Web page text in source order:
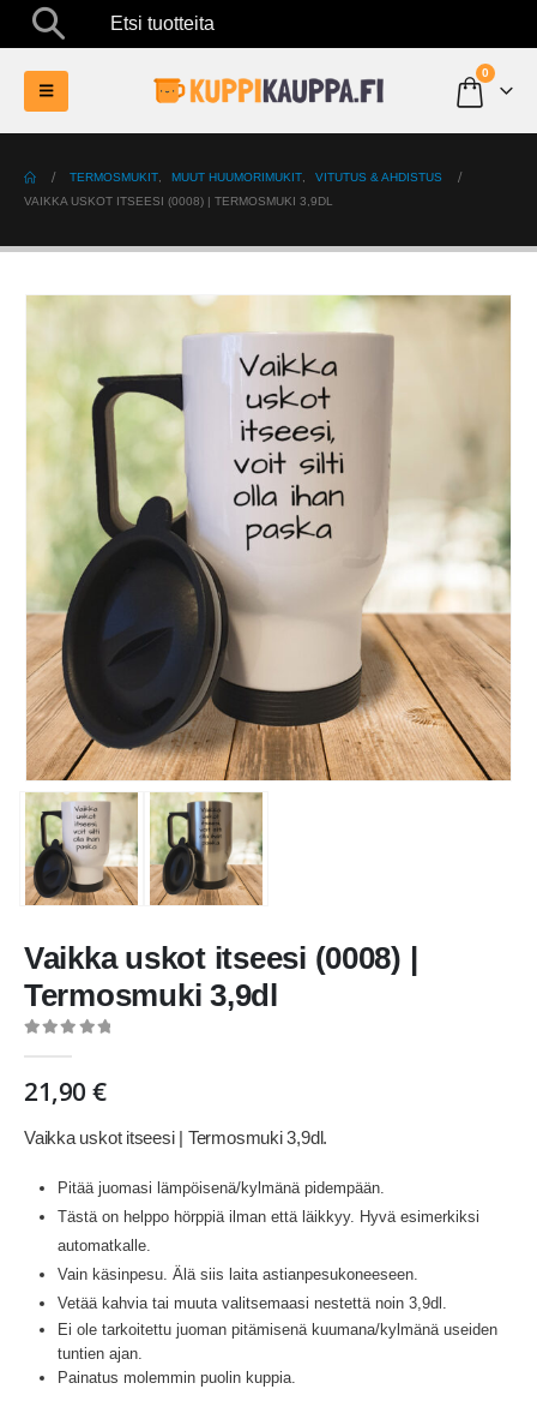
Etsi tuotteita
0
TERMOSMUKIT MUUT HUUMORIMUKIT
VITUTUS & AHDISTUS
VAIKKA USKOT ITSEESI (0008) | TERMOSMUKI 3,9DL
Vaikka uskot itseesi (0008) |
Termosmuki 3,9dl
21,90 €
Vaikka uskot itseesi | Termosmuki 3,9dl.
Pitää juomasi lämpöisenä/kylmänä pidempään.
Tästä on helppo hörppiä ilman että läikkyy. Hyvä esimerkiksi
automatkalle.
Vain käsinpesu. Älä siis laita astianpesukoneeseen.
Vetää kahvia tai muuta valitsemaasi nestettä noin 3,9dl.
Ei ole tarkoitettu juoman pitämisenä kuumana/kylmänä useiden
tuntien ajan.
Painatus molemmin puolin kuppia.